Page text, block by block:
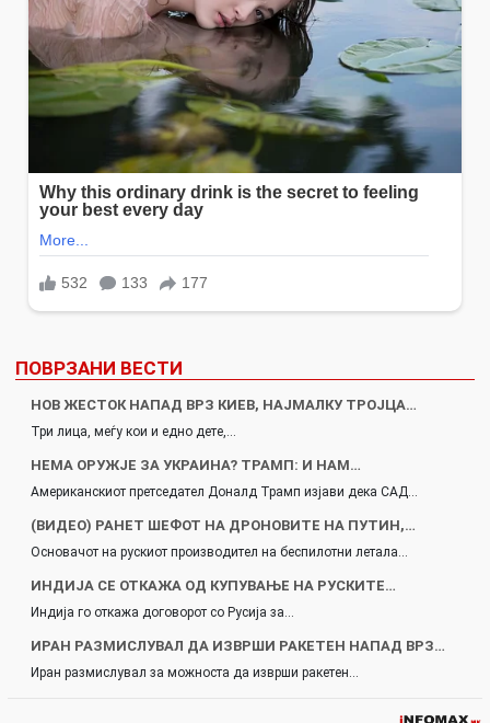
ПОВРЗАНИ ВЕСТИ
НОВ ЖЕСТОК НАПАД ВРЗ КИЕВ, НАЈМАЛКУ ТРОЈЦА…
Три лица, меѓу кои и едно дете,…
НЕМА ОРУЖЈЕ ЗА УКРАИНА? ТРАМП: И НАМ…
Американскиот претседател Доналд Трамп изјави дека САД…
(ВИДЕО) РАНЕТ ШЕФОТ НА ДРОНОВИТЕ НА ПУТИН,…
Основачот на рускиот производител на беспилотни летала…
ИНДИЈА СЕ ОТКАЖА ОД КУПУВАЊЕ НА РУСКИТЕ…
Индија го откажа договорот со Русија за…
ИРАН РАЗМИСЛУВАЛ ДА ИЗВРШИ РАКЕТЕН НАПАД ВРЗ…
Иран размислувал за можноста да изврши ракетен…